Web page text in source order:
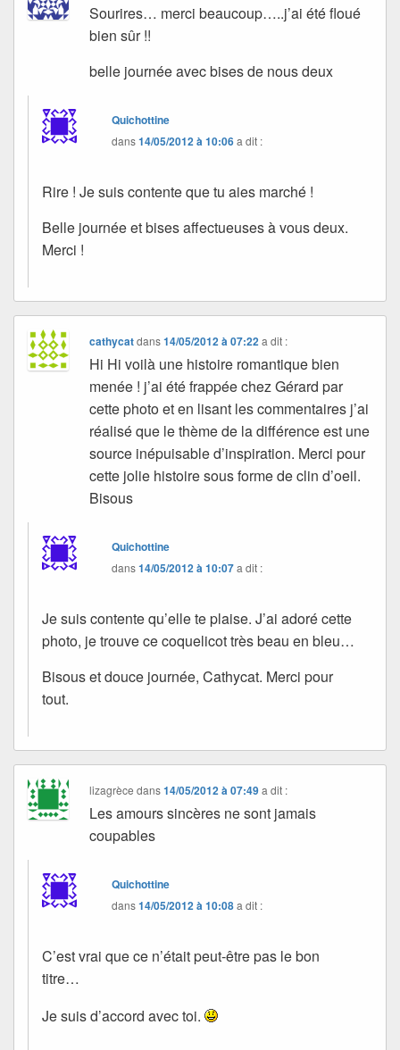
Sourires… merci beaucoup…..j’ai été floué
bien sûr !!
belle journée avec bises de nous deux
Quichottine
dans14/05/2012 à 10:06a dit :
Rire ! Je suis contente que tu aies marché !
Belle journée et bises affectueuses à vous deux.
Merci !
cathycatdans14/05/2012 à 07:22 a dit :
Hi Hi voilà une histoire romantique bien
menée ! j’ai été frappée chez Gérard par
cette photo et en lisant les commentaires j’ai
réalisé que le thème de la différence est une
source inépuisable d’inspiration. Merci pour
cette jolie histoire sous forme de clin d’oeil.
Bisous
Quichottine
dans14/05/2012 à 10:07a dit :
Je suis contente qu’elle te plaise. J’ai adoré cette
photo, je trouve ce coquelicot très beau en bleu…
Bisous et douce journée, Cathycat. Merci pour
tout.
lizagrèce dans14/05/2012 à 07:49 a dit :
Les amours sincères ne sont jamais
coupables
Quichottine
dans14/05/2012 à 10:08a dit :
C’est vrai que ce n’était peut-être pas le bon
titre…
Je suis d’accord avec toi.